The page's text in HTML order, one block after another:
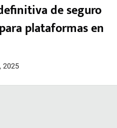
de seguro
plataformas en
2025